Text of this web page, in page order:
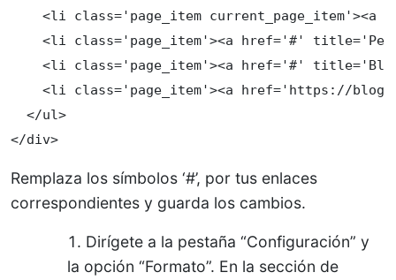
<li class='page_item current_page_item'><a
<li class='page_item'><a href='#'
<li class='page_item'><a href='#'
<li class='page_item'><a href='https://
  </ul>
</div>
Remplaza los símbolos ‘#’, por tus enlaces
correspondientes y guarda los cambios.
Dirígete a la pestaña “Configuración” y
la opción “Formato”. En la sección de